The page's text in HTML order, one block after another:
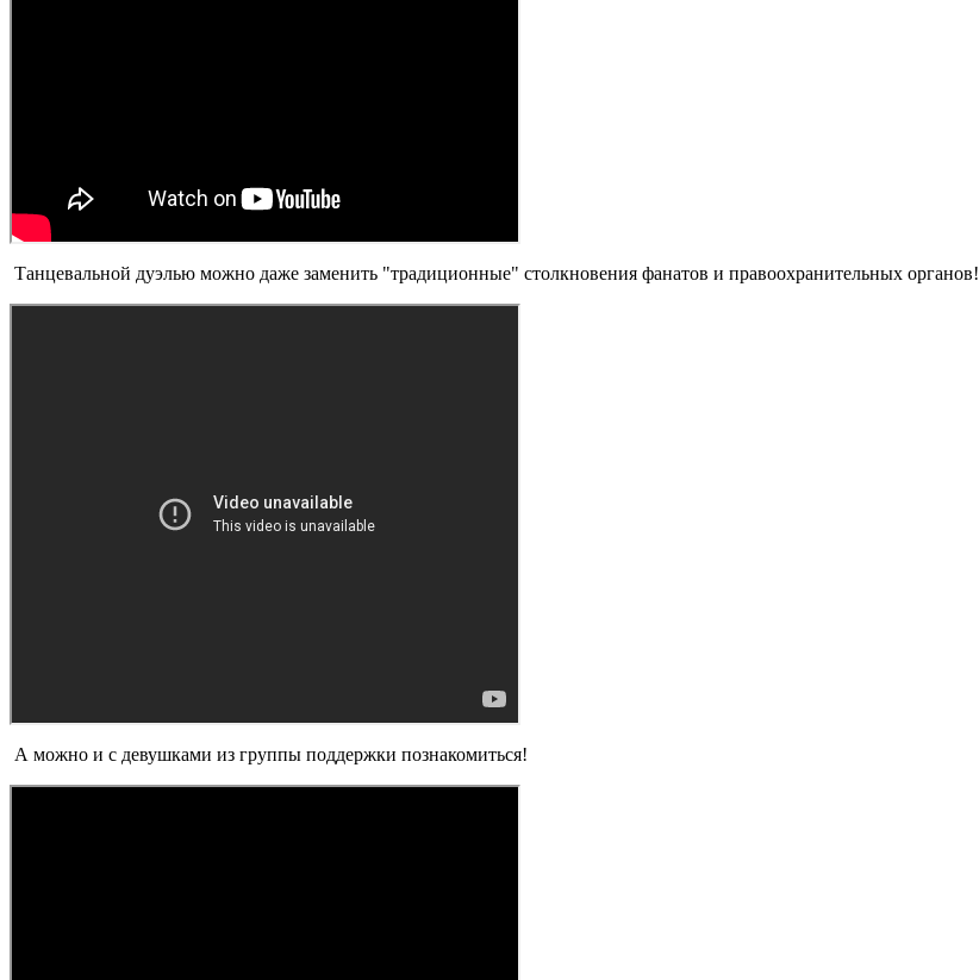
Танцевальной дуэлью можно даже заменить "традиционные" столкновения фанатов и правоохранительных органов!
А можно и с девушками из группы поддержки познакомиться!